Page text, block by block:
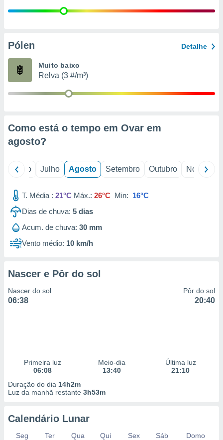
através
de
Pólen Detalhe
Muito baixo
Relva (3 #/m³)
Como está o tempo em Ovar em
agosto?
Junho Julho Agosto Setembro Outubro Novembro
T. Média : 21°C Máx.: 26°C Min: 16°C
Dias de chuva: 5 dias
Acum. de chuva: 30 mm
Vento médio: 10 km/h
Nascer e Pôr do sol
Nascer do sol
06:38
Pôr do sol
20:40
Primeira luz
06:08
Meio-dia
13:40
Última luz
21:10
Duração do dia 14h2m
Luz da manhã restante 3h53m
Calendário Lunar
Seg Ter Qua Qui Sex Sáb
Domo